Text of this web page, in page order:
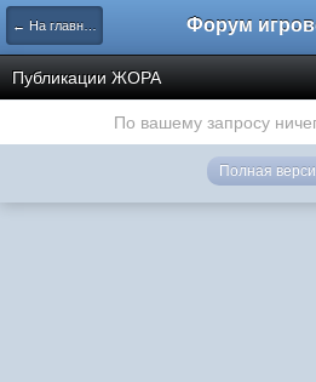
← На главную
Публикации ЖОРА
По вашему запросу
Полная